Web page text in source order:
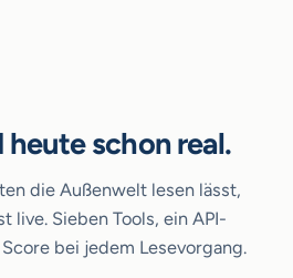
heute schon real.
die Außenwelt lesen lässt,
live. Sieben Tools, ein API-
bei jedem Lesevorgang.